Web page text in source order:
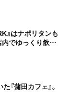
』はナポリタンも
でゆっくり飲み
『蒲田カフェ』。